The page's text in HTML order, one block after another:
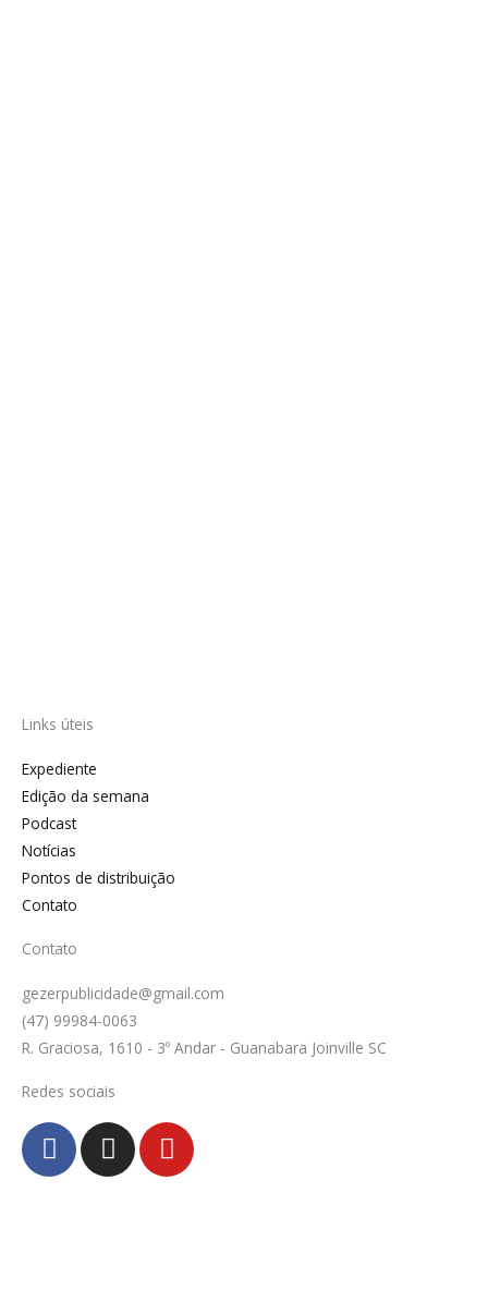
Links úteis
Expediente
Edição da semana
Podcast
Notícias
Pontos de distribuição
Contato
Contato
gezerpublicidade@gmail.com
(47) 99984-0063
R. Graciosa, 1610 - 3º Andar - Guanabara Joinville SC
Redes sociais
F
a
c
I
n
s
Y
o
u